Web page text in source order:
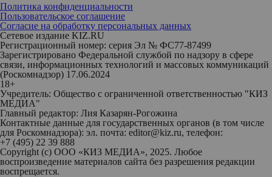
Политика конфиденциальности
Пользовательское соглашение
Согласие на обработку персональных данных
Сетевое издание KIZ.RU
Регистрационный номер: серия Эл № ФС77-87499
Зарегистрировано Федеральной службой по надзору в сфере
связи, информационных технологий и массовых коммуникаций
(Роскомнадзор) 17.06.2024
18+
Учредитель: Общество с ограниченной ответственностью "КИЗ
МЕДИА"
Главный редактор: Лия Казарян-Рогожина
Контактные данные для государственных органов (в том числе
для Роскомнадзора): эл. почта: editor@kiz.ru, телефон:
+7 (495) 22 39 888
Copyright (с) ООО «КИЗ МЕДИА», 2025. Любое
воспроизведение материалов сайта без разрешения редакции
воспрещается.